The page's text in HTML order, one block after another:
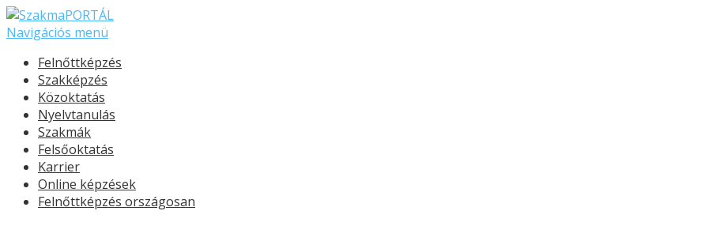
Navigációs menü
Felnőttképzés
Szakképzés
Közoktatás
Nyelvtanulás
Szakmák
Felsőoktatás
Karrier
Online képzések
Felnőttképzés országosan